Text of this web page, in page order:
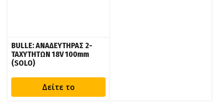
BULLE: ΑΝΑΔΕΥΤΗΡΑΣ 2-
ΤΑΧΥΤΗΤΩΝ 18V 100mm
(SOLO)
Δείτε το